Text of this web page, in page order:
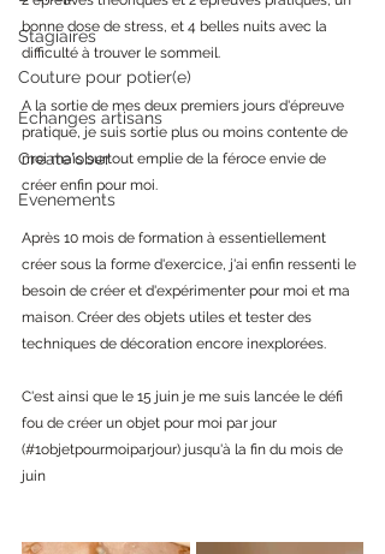
Stagiaires
Couture pour potier(e)
Echanges artisans
Create'ober
Evenements
bonne dose de stress, et 4 belles nuits avec la
difficulté à trouver le sommeil.
A la sortie de mes deux premiers jours d'épreuve
pratique, je suis sortie plus ou moins contente de
moi mais surtout emplie de la féroce envie de
créer enfin pour moi.
Après 10 mois de formation à essentiellement
créer sous la forme d'exercice, j'ai enfin ressenti le
besoin de créer et d'expérimenter pour moi et ma
maison. Créer des objets utiles et tester des
techniques de décoration encore inexplorées.
C'est ainsi que le 15 juin je me suis lancée le défi
fou de créer un objet pour moi par jour
(#1objetpourmoiparjour) jusqu'à la fin du mois de
juin